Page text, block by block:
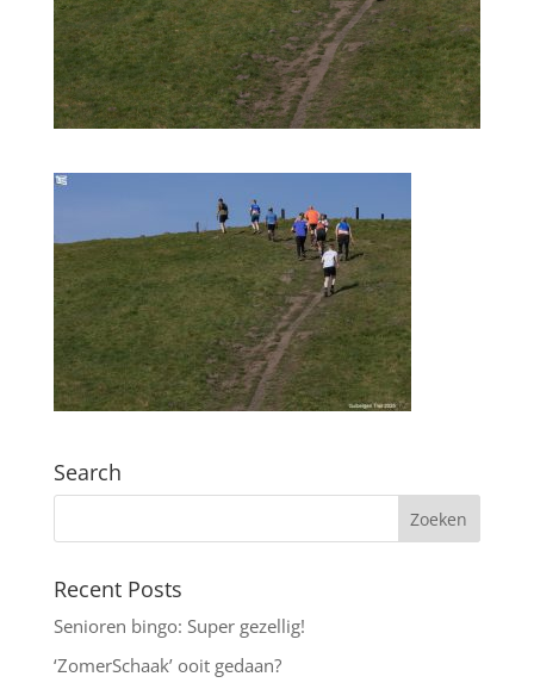
Search
Recent Posts
Senioren bingo: Super gezellig!
‘ZomerSchaak’ ooit gedaan?